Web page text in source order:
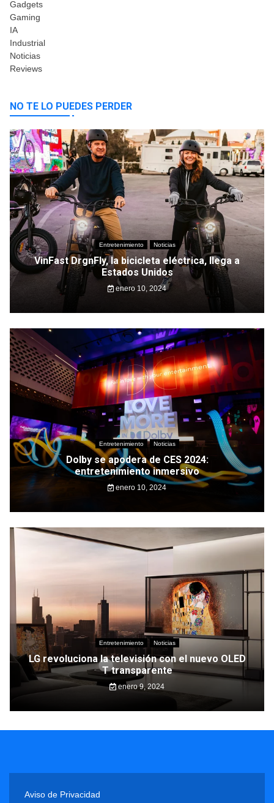
Gadgets
Gaming
IA
Industrial
Noticias
Reviews
NO TE LO PUEDES PERDER
Entretenimiento Noticias
VinFast DrgnFly, la bicicleta eléctrica, llega a
Estados Unidos
enero 10, 2024
Entretenimiento Noticias
Dolby se apodera de CES 2024:
entretenimiento inmersivo
enero 10, 2024
Entretenimiento Noticias
LG revoluciona la televisión con el nuevo OLED
T transparente
enero 9, 2024
Aviso de Privacidad